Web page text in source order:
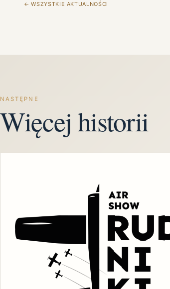
← WSZYSTKIE AKTUALNOŚCI
NASTĘPNE
Więcej historii